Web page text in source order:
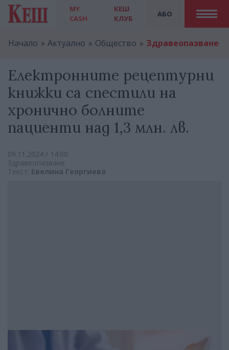
MY
CASH
АБО
КЕШ
КЛУБ
Начало Актуално Общество Здравеопазване
Електронните рецептурни
книжки са спестили на
хронично болните
пациенти над 1,3 млн. лв.
09.11.2024 / 14:00
Здравеопазване
Текст: Евелина Георгиева